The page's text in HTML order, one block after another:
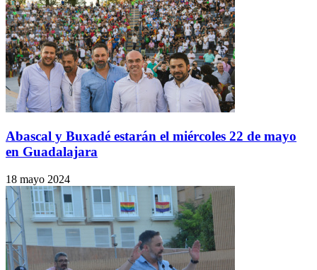
Abascal y Buxadé estarán el miércoles 22 de mayo
en Guadalajara
18 mayo 2024